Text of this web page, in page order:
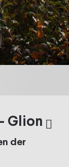
Glion
der